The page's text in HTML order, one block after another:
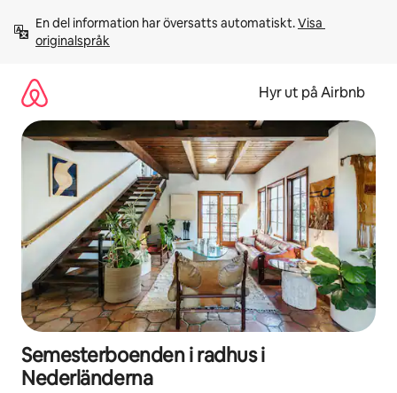
innehåll
En del information har översatts automatiskt. Visa
originalspråk
Hyr ut på Airbnb
Semesterboenden i radhus i
Nederländerna